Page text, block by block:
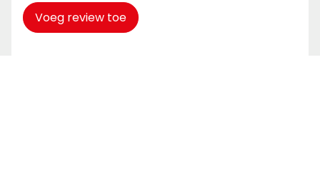
Voeg review toe